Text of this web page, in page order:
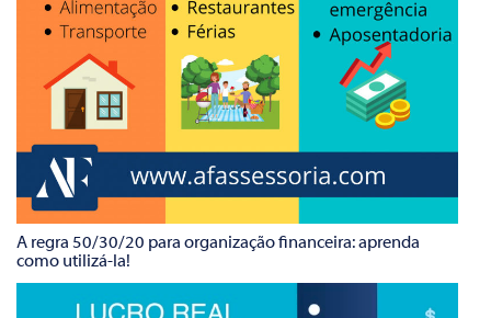
A regra 50/30/20 para organização financeira: aprenda
como utilizá-la!